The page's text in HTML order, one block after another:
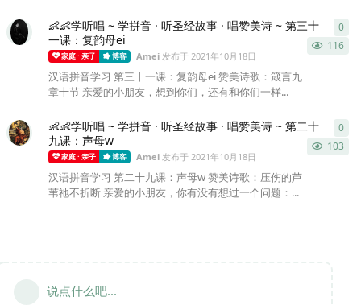
👶👶学听唱 ~ 学拼音 · 听圣经故事 · 唱赞美诗 ~ 第三十
一课：复韵母ei
家庭 · 亲子 博客 Amei发布于 2021年10月18日
116
汉语拼音学习 第三十一课：复韵母ei 赞美诗歌：箴言九
章十节 亲爱的小朋友，想到你们，还有和你们一样...
0
👶👶学听唱 ~ 学拼音 · 听圣经故事 · 唱赞美诗 ~ 第二十
九课：声母w
家庭 · 亲子 博客 Amei发布于 2021年10月18日
103
汉语拼音学习 第二十九课：声母w 赞美诗歌：压伤的芦
苇祂不折断 亲爱的小朋友，你有没有想过一个问题：...
0
说点什么吧...